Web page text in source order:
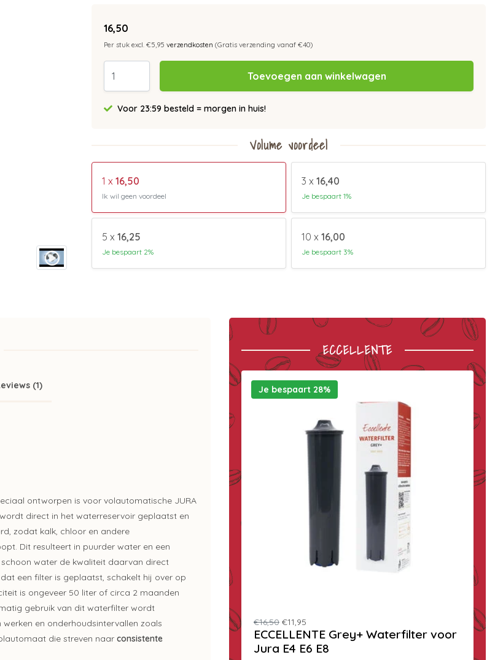
16,50
Per stuk excl. €5,95 verzendkosten (Gratis verzending vanaf €40)
Toevoegen aan winkelwagen
Voor 23:59 besteld = morgen in huis!
Volume voordeel
1 x 16,50
Ik wil geen voordeel
3 x 16,40
Je bespaart 1%
5 x 16,25
Je bespaart 2%
10 x 16,00
Je bespaart 3%
ECCELLENTE
Je bespaart 28%
€16,50 €11,95
ECCELLENTE Grey+ Waterfilter voor
Jura E4 E6 E8
(1)
ontworpen is voor volautomatische JURA
direct in het waterreservoir geplaatst en
zodat kalk, chloor en andere
Dit resulteert in puurder water en een
water de kwaliteit daarvan direct
een filter is geplaatst, schakelt hij over op
is ongeveer 50 liter of circa 2 maanden
gebruik van dit waterfilter wordt
en onderhoudsintervallen zoals
die streven naar consistente